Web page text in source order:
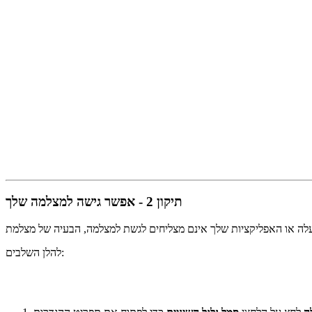
תיקון 2 - אפשר גישה למצלמה שלך
להלן השלבים: